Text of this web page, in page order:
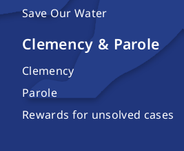
Save Our Water
Clemency & Parole
Clemency
Parole
Rewards for unsolved cases